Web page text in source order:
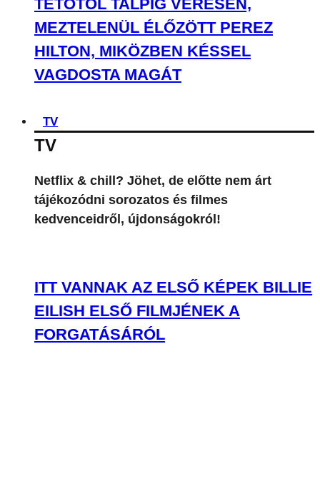
TETŐTŐL TALPIG VÉRESEN,
MEZTELENÜL ÉLŐZÖTT PEREZ
HILTON, MIKÖZBEN KÉSSEL
VAGDOSTA MAGÁT
TV
TV
Netflix & chill? Jöhet, de előtte nem árt
tájékozódni sorozatos és filmes
kedvenceidről, újdonságokról!
ITT VANNAK AZ ELSŐ KÉPEK BILLIE
EILISH ELSŐ FILMJÉNEK A
FORGATÁSÁRÓL